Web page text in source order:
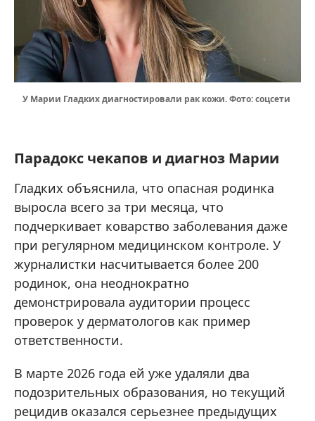
У Марии Гладких диагностировали рак кожи. Фото: соцсети
Парадокс чекапов и диагноз Марии
Гладких объяснила, что опасная родинка
выросла всего за три месяца, что
подчеркивает коварство заболевания даже
при регулярном медицинском контроле. У
журналистки насчитывается более 200
родинок, она неоднократно
демонстрировала аудитории процесс
проверок у дерматологов как пример
ответственности.
В марте 2026 года ей уже удаляли два
подозрительных образования, но текущий
рецидив оказался серьезнее предыдущих